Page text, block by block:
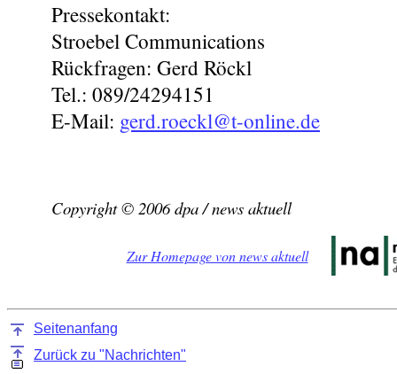
Pressekontakt:
Stroebel Communications
Rückfragen: Gerd Röckl
Tel.: 089/24294151
E-Mail: gerd.roeckl@t-online.de
Copyright © 2006 dpa / news aktuell
Zur Homepage von news aktuell
Seitenanfang
Zurück zu "Nachrichten"